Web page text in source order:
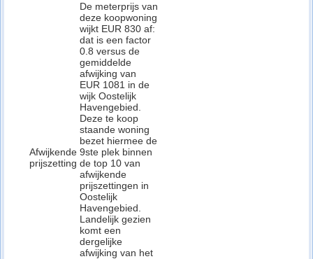
Afwijkende
prijszetting
De meterprijs van
deze koopwoning
wijkt EUR 830 af:
dat is een factor
0.8 versus de
gemiddelde
afwijking van
EUR 1081 in de
wijk Oostelijk
Havengebied.
Deze te koop
staande woning
bezet hiermee de
9ste plek binnen
de top 10 van
afwijkende
prijszettingen in
Oostelijk
Havengebied.
Landelijk gezien
komt een
dergelijke
afwijking van het